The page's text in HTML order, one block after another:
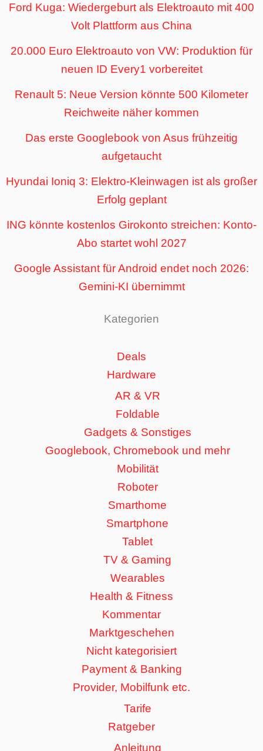
Ford Kuga: Wiedergeburt als Elektroauto mit 400
Volt Plattform aus China
20.000 Euro Elektroauto von VW: Produktion für
neuen ID Every1 vorbereitet
Renault 5: Neue Version könnte 500 Kilometer
Reichweite näher kommen
Das erste Googlebook von Asus frühzeitig
aufgetaucht
Hyundai Ioniq 3: Elektro-Kleinwagen ist als großer
Erfolg geplant
ING könnte kostenlos Girokonto streichen: Konto-
Abo startet wohl 2027
Google Assistant für Android endet noch 2026:
Gemini-KI übernimmt
Kategorien
Deals
Hardware
AR & VR
Foldable
Gadgets & Sonstiges
Googlebook, Chromebook und mehr
Mobilität
Roboter
Smarthome
Smartphone
Tablet
TV & Gaming
Wearables
Health & Fitness
Kommentar
Marktgeschehen
Nicht kategorisiert
Payment & Banking
Provider, Mobilfunk etc.
Tarife
Ratgeber
Anleitung